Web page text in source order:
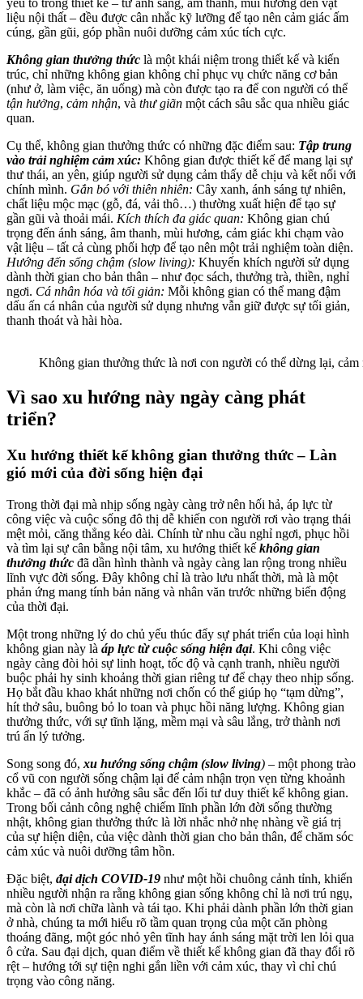
yếu tố trong thiết kế – từ ánh sáng, âm thanh, mùi hương đến vật
liệu nội thất – đều được cân nhắc kỹ lưỡng để tạo nên cảm giác ấm
cúng, gần gũi, góp phần nuôi dưỡng cảm xúc tích cực.
Không gian thưởng thức là một khái niệm trong thiết kế và kiến
trúc, chỉ những không gian không chỉ phục vụ chức năng cơ bản
(như ở, làm việc, ăn uống) mà còn được tạo ra để con người có thể
tận hưởng, cảm nhận, và thư giãn một cách sâu sắc qua nhiều giác
quan.
Cụ thể, không gian thưởng thức có những đặc điểm sau: Tập trung
vào trải nghiệm cảm xúc: Không gian được thiết kế để mang lại sự
thư thái, an yên, giúp người sử dụng cảm thấy dễ chịu và kết nối với
chính mình. Gắn bó với thiên nhiên: Cây xanh, ánh sáng tự nhiên,
chất liệu mộc mạc (gỗ, đá, vải thô…) thường xuất hiện để tạo sự
gần gũi và thoải mái. Kích thích đa giác quan: Không gian chú
trọng đến ánh sáng, âm thanh, mùi hương, cảm giác khi chạm vào
vật liệu – tất cả cùng phối hợp để tạo nên một trải nghiệm toàn diện.
Hướng đến sống chậm (slow living): Khuyến khích người sử dụng
dành thời gian cho bản thân – như đọc sách, thưởng trà, thiền, nghỉ
ngơi. Cá nhân hóa và tối giản: Mỗi không gian có thể mang đậm
dấu ấn cá nhân của người sử dụng nhưng vẫn giữ được sự tối giản,
thanh thoát và hài hòa.
Không gian thưởng thức là nơi con người có thể dừng lại, cảm
Vì sao xu hướng này ngày càng phát
triển?
Xu hướng thiết kế không gian thưởng thức – Làn
gió mới của đời sống hiện đại
Trong thời đại mà nhịp sống ngày càng trở nên hối hả, áp lực từ
công việc và cuộc sống đô thị dễ khiến con người rơi vào trạng thái
mệt mỏi, căng thẳng kéo dài. Chính từ nhu cầu nghỉ ngơi, phục hồi
và tìm lại sự cân bằng nội tâm, xu hướng thiết kế không gian
thưởng thức đã dần hình thành và ngày càng lan rộng trong nhiều
lĩnh vực đời sống. Đây không chỉ là trào lưu nhất thời, mà là một
phản ứng mang tính bản năng và nhân văn trước những biến động
của thời đại.
Một trong những lý do chủ yếu thúc đẩy sự phát triển của loại hình
không gian này là áp lực từ cuộc sống hiện đại. Khi công việc
ngày càng đòi hỏi sự linh hoạt, tốc độ và cạnh tranh, nhiều người
buộc phải hy sinh khoảng thời gian riêng tư để chạy theo nhịp sống.
Họ bắt đầu khao khát những nơi chốn có thể giúp họ “tạm dừng”,
hít thở sâu, buông bỏ lo toan và phục hồi năng lượng. Không gian
thưởng thức, với sự tĩnh lặng, mềm mại và sâu lắng, trở thành nơi
trú ẩn lý tưởng.
Song song đó, xu hướng sống chậm (slow living) – một phong trào
cổ vũ con người sống chậm lại để cảm nhận trọn vẹn từng khoảnh
khắc – đã có ảnh hưởng sâu sắc đến lối tư duy thiết kế không gian.
Trong bối cảnh công nghệ chiếm lĩnh phần lớn đời sống thường
nhật, không gian thưởng thức là lời nhắc nhở nhẹ nhàng về giá trị
của sự hiện diện, của việc dành thời gian cho bản thân, để chăm sóc
cảm xúc và nuôi dưỡng tâm hồn.
Đặc biệt, đại dịch COVID-19 như một hồi chuông cảnh tỉnh, khiến
nhiều người nhận ra rằng không gian sống không chỉ là nơi trú ngụ,
mà còn là nơi chữa lành và tái tạo. Khi phải dành phần lớn thời gian
ở nhà, chúng ta mới hiểu rõ tầm quan trọng của một căn phòng
thoáng đãng, một góc nhỏ yên tĩnh hay ánh sáng mặt trời len lỏi qua
ô cửa. Sau đại dịch, quan điểm về thiết kế không gian đã thay đổi rõ
rệt – hướng tới sự tiện nghi gắn liền với cảm xúc, thay vì chỉ chú
trọng vào công năng.